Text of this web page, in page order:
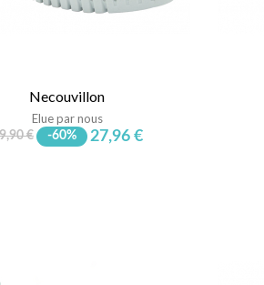
Necouvillon
Elue par nous
€ -60% 27,96 €